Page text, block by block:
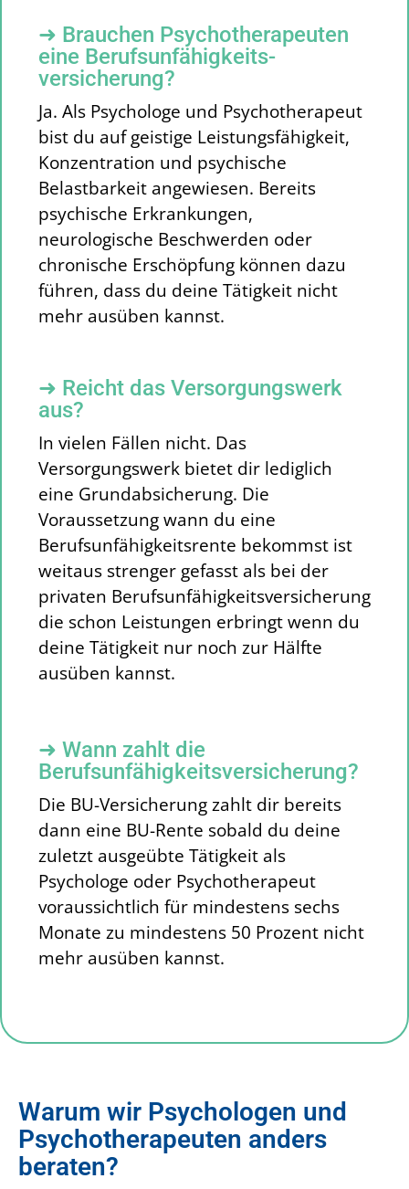
➜ Brauchen Psychotherapeuten
eine Berufsunfähigkeits­
versicherung?
Ja. Als Psychologe und Psychotherapeut
bist du auf geistige Leistungsfähigkeit,
Konzentration und psychische
Belastbarkeit angewiesen. Bereits
psychische Erkrankungen,
neurologische Beschwerden oder
chronische Erschöpfung können dazu
führen, dass du deine Tätigkeit nicht
mehr ausüben kannst.
➜ Reicht das Versorgungswerk
aus?
In vielen Fällen nicht. Das
Versorgungswerk bietet dir lediglich
eine Grundabsicherung. Die
Voraussetzung wann du eine
Berufsunfähigkeitsrente bekommst ist
weitaus strenger gefasst als bei der
privaten Berufsunfähigkeitsversicherung
die schon Leistungen erbringt wenn du
deine Tätigkeit nur noch zur Hälfte
ausüben kannst.
➜ Wann zahlt die
Berufsunfähigkeits­versicherung?
Die BU-Versicherung zahlt dir bereits
dann eine BU-Rente sobald du deine
zuletzt ausgeübte Tätigkeit als
Psychologe oder Psychotherapeut
voraussichtlich für mindestens sechs
Monate zu mindestens 50 Prozent nicht
mehr ausüben kannst.
Warum wir Psychologen und
Psychotherapeuten anders
beraten?